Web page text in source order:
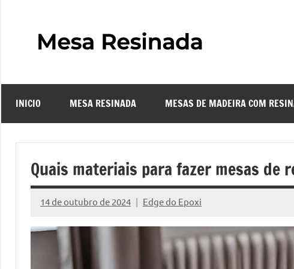
–
Como
Fazer
uma
Mesa
resinadas,
a
elegância
se
encontra
INICIO MESA RESINADA MESAS DE MADEIRA COM
Quais materiais para fazer mesas de
14 de outubro de 2024 Edge do Epoxi
Nenhum
Comentário